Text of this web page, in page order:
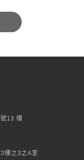
13 樓
樓之3之A室